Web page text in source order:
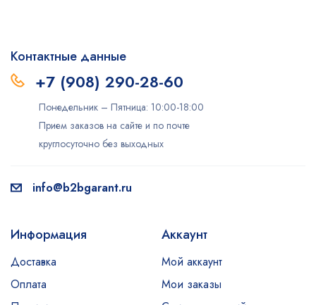
Контактные данные
+7 (908) 290-28-60
Понедельник – Пятница: 10:00-18:00
Прием заказов на сайте и по почте
круглосуточно без выходных
info@b2bgarant.ru
Информация
Доставка
Оплата
Аккаунт
Мой аккаунт
Мои заказы